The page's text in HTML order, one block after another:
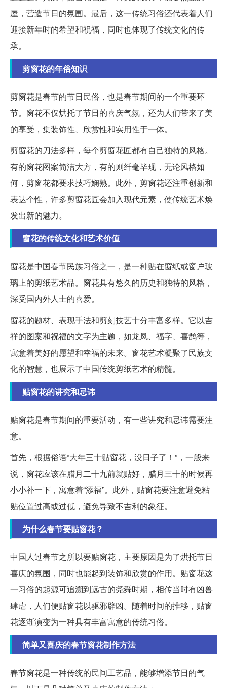
屋，营造节日的氛围。最后，这一传统习俗还代表着人们
迎接新年时的希望和祝福，同时也体现了传统文化的传
承。
剪窗花的年俗知识
剪窗花是春节的节日民俗，也是春节期间的一个重要环
节。窗花不仅烘托了节日的喜庆气氛，还为人们带来了美
的享受，集装饰性、欣赏性和实用性于一体。
剪窗花的刀法多样，每个剪窗花匠都有自己独特的风格。
有的窗花图案简洁大方，有的则纤毫毕现，无论风格如
何，剪窗花都要求技巧娴熟。此外，剪窗花还注重创新和
表达个性，许多剪窗花匠会加入现代元素，使传统艺术焕
发出新的魅力。
窗花的传统文化和艺术价值
窗花是中国春节民族习俗之一，是一种贴在窗纸或窗户玻
璃上的剪纸艺术品。窗花具有悠久的历史和独特的风格，
深受国内外人士的喜爱。
窗花的题材、表现手法和剪刻技艺十分丰富多样。它以吉
祥的图案和祝福的文字为主题，如龙凤、福字、喜鹊等，
寓意着美好的愿望和幸福的未来。窗花艺术凝聚了民族文
化的智慧，也展示了中国传统剪纸艺术的精髓。
贴窗花的讲究和忌讳
贴窗花是春节期间的重要活动，有一些讲究和忌讳需要注
意。
首先，根据俗语“大年三十贴窗花，没日子了！”，一般来
说，窗花应该在腊月二十九前就贴好，腊月三十的时候再
小小补一下，寓意着“添福”。此外，贴窗花要注意避免粘
贴位置过高或过低，避免导致不吉利的象征。
为什么春节要贴窗花？
中国人过春节之所以要贴窗花，主要原因是为了烘托节日
喜庆的氛围，同时也能起到装饰和欣赏的作用。贴窗花这
一习俗的起源可追溯到远古的尧舜时期，相传当时有凶兽
肆虐，人们便贴窗花以驱邪辟凶。随着时间的推移，贴窗
花逐渐演变为一种具有丰富寓意的传统习俗。
简单又喜庆的春节窗花制作方法
春节窗花是一种传统的民间工艺品，能够增添节日的气